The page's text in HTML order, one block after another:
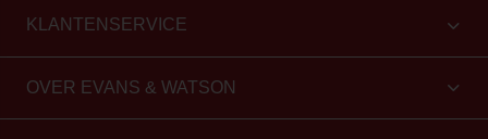
KLANTENSERVICE
OVER EVANS & WATSON